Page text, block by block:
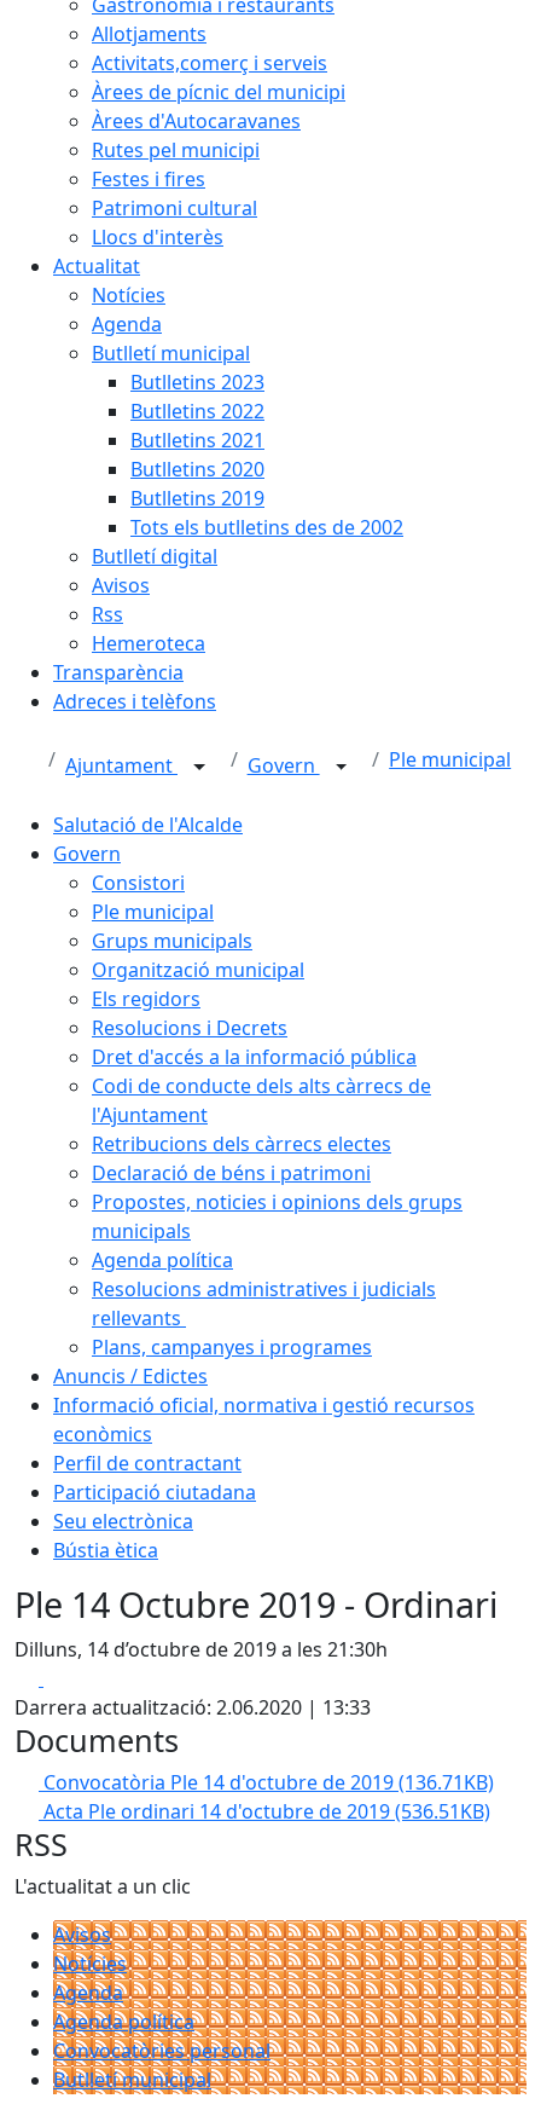
Allotjaments
Activitats,comerç i serveis
Àrees de pícnic del municipi
Àrees d'Autocaravanes
Rutes pel municipi
Festes i fires
Patrimoni cultural
Llocs d'interès
Actualitat
Notícies
Agenda
Butlletí municipal
Butlletins 2023
Butlletins 2022
Butlletins 2021
Butlletins 2020
Butlletins 2019
Tots els butlletins des de 2002
Butlletí digital
Avisos
Rss
Hemeroteca
Transparència
Adreces i telèfons
Ajuntament Govern Ple municipal
Salutació de l'Alcalde
Govern
Consistori
Ple municipal
Grups municipals
Organització municipal
Els regidors
Resolucions i Decrets
Dret d'accés a la informació pública
Codi de conducte dels alts càrrecs de
l'Ajuntament
Retribucions dels càrrecs electes
Declaració de béns i patrimoni
Propostes, noticies i opinions dels grups
municipals
Agenda política
Resolucions administratives i judicials
rellevants
Plans, campanyes i programes
Anuncis / Edictes
Informació oficial, normativa i gestió recursos
econòmics
Perfil de contractant
Participació ciutadana
Seu electrònica
Bústia ètica
Ple 14 Octubre 2019 - Ordinari
Dilluns, 14 d’octubre de 2019 a les 21:30h
Darrera actualització: 2.06.2020 | 13:33
Documents
Convocatòria Ple 14 d'octubre de 2019(136.71KB)
Acta Ple ordinari 14 d'octubre de 2019(536.51KB)
RSS
L'actualitat a un clic
Avisos
Notícies
Agenda
Agenda política
Convocatòries personal
Butlletí municipal